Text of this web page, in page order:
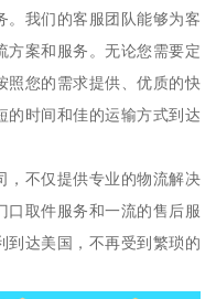
。我们的客服团队能够为客
方案和服务。无论您需要定
照您的需求提供、优质的快
的时间和佳的运输方式到达
，不仅提供专业的物流解决
口取件服务和一流的售后服
到达美国，不再受到繁琐的